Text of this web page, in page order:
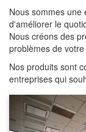
Nous sommes une
d'améliorer le
Nous créons des
problèmes de
Nos produits sont
entreprises qui